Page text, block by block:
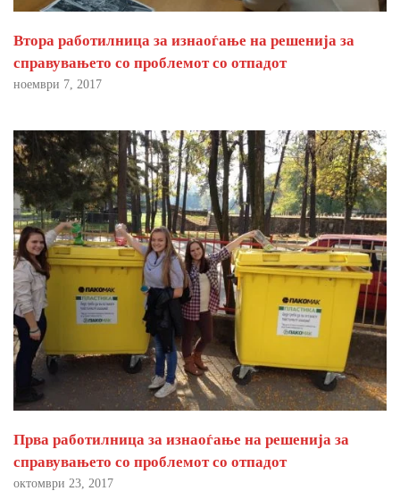
Втора работилница за изнаоѓање на решенија за
справувањето со проблемот со отпадот
ноември 7, 2017
Прва работилница за изнаоѓање на решенија за
справувањето со проблемот со отпадот
октомври 23, 2017